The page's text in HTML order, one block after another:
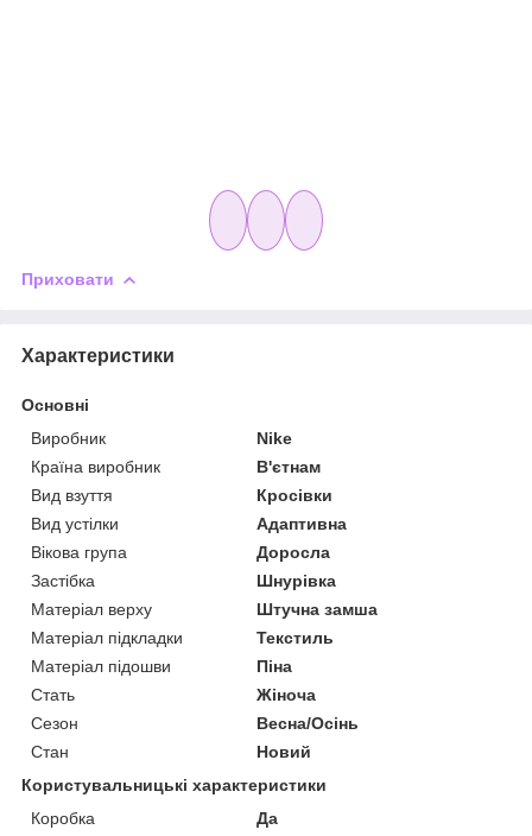
Приховати
Характеристики
Основні
Виробник
Nike
Країна виробник
В'єтнам
Вид взуття
Кросівки
Вид устілки
Адаптивна
Вікова група
Доросла
Застібка
Шнурівка
Матеріал верху
Штучна замша
Матеріал підкладки
Текстиль
Матеріал підошви
Піна
Стать
Жіноча
Сезон
Весна/Осінь
Стан
Новий
Користувальницькі характеристики
Коробка
Да